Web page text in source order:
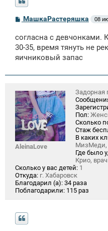
С
б
щ
н
е
МашкаРастеряшка 08
согласна с девчонками.
30-35, время тянуть не
яичниковый запас
AleinaLove
Задорная
Пол:
Сколько
Стаж
В каких
МизМеди,
Где было
Крио,
Сколько у вас детей: 1
Откуда: г. Хабаровск
Благодарил (а): 34 раза
Поблагодарили: 115 раз